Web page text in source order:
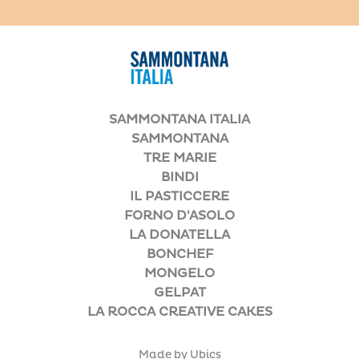
SAMMONTANA ITALIA
SAMMONTANA
TRE MARIE
BINDI
IL PASTICCERE
FORNO D'ASOLO
LA DONATELLA
BONCHEF
MONGELO
GELPAT
LA ROCCA CREATIVE CAKES
Made by Ubics